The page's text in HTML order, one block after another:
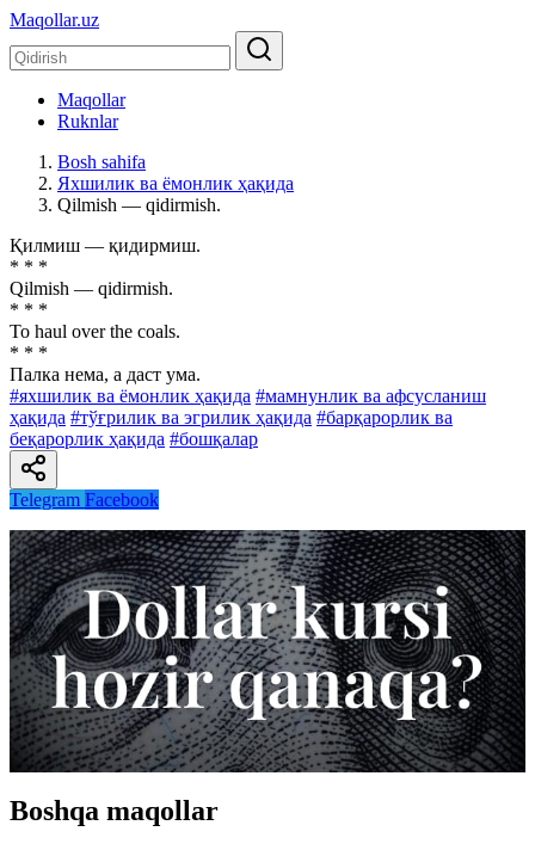
Maqollar.uz
Maqollar
Ruknlar
Bosh sahifa
Яхшилик ва ёмонлик ҳақида
Qilmish — qidirmish.
Қилмиш — қидирмиш.
* * *
Qilmish — qidirmish.
* * *
To haul over the coals.
* * *
Палка нема, а даст ума.
#яхшилик ва ёмонлик ҳақида #мамнунлик ва афсусланиш
ҳақида #тўғрилик ва эгрилик ҳақида #барқарорлик ва
беқарорлик ҳақида #бошқалар
Telegram Facebook
Boshqa maqollar